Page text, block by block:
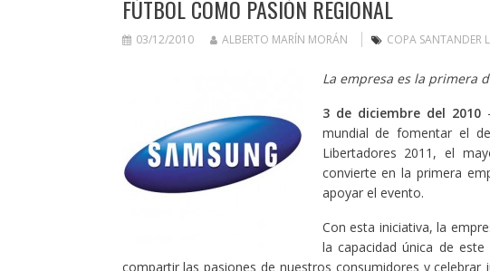
FÚTBOL COMO PASIÓN REGIONAL
03/12/2010 ALBERTO MARÍN MORÁN COPA SANTANDER
La empresa es la primera
3 de diciembre del 2010
mundial de fomentar el
Libertadores 2011, el
convierte en la primera
apoyar el evento.
Con esta iniciativa, la
la capacidad única de
compartir las pasiones de nuestros consumidores y